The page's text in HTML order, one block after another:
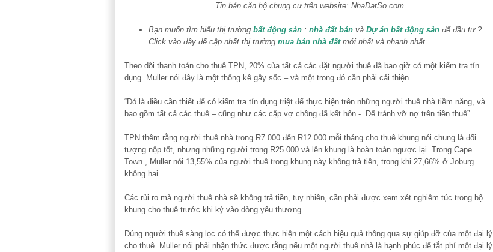
Tin bán căn hộ chung cư trên website: NhaDatSo.com
Bạn muốn tìm hiểu thị trường bất động sản : nhà đất bán và Dự án bất động sản để đầu tư ?
Click vào đây để cập nhất thị trường mua bán nhà đấtmới nhất và nhanh nhất.
Theo dõi thanh toán cho thuê TPN, 20% của tất cả các đặt người thuê đã bao giờ có một kiểm tra tín
dụng. Muller nói đây là một thống kê gây sốc – và một trong đó cần phải cải thiện.
“Đó là điều cần thiết để có kiểm tra tín dụng triệt để thực hiện trên những người thuê nhà tiềm năng, và
bao gồm tất cả các thuê – cũng như các cặp vợ chồng đã kết hôn -. Để tránh vỡ nợ trên tiền thuê”
TPN thêm rằng người thuê nhà trong R7 000 đến R12 000 mỗi tháng cho thuê khung nói chung là đối
tượng nộp tốt, nhưng những người trong R25 000 và lên khung là hoàn toàn ngược lại. Trong Cape
Town , Muller nói 13,55% của người thuê trong khung này không trả tiền, trong khi 27,66% ở Joburg
không hai.
Các rủi ro mà người thuê nhà sẽ không trả tiền, tuy nhiên, cần phải được xem xét nghiêm túc trong bộ
khung cho thuê trước khi ký vào dòng yêu thương.
Đúng người thuê sàng lọc có thể được thực hiện một cách hiệu quả thông qua sự giúp đỡ của một đại lý
cho thuê. Muller nói phải nhận thức được rằng nếu một người thuê nhà là hạnh phúc để tắt phí một đại lý